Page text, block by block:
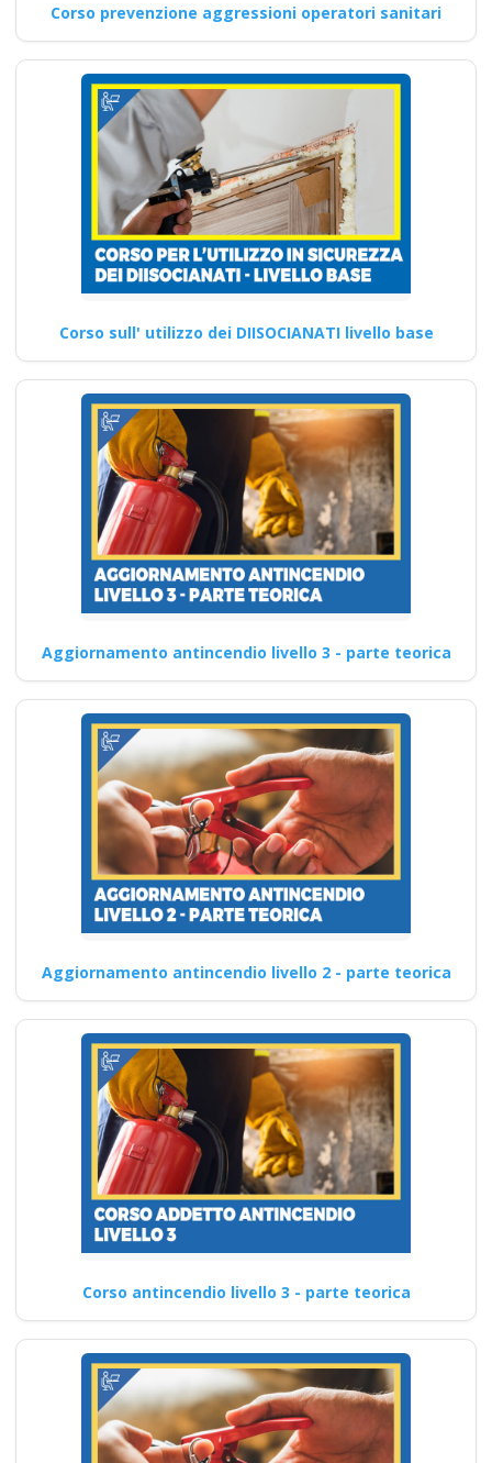
Corso prevenzione aggressioni operatori sanitari
Corso sull' utilizzo dei DIISOCIANATI livello base
Aggiornamento antincendio livello 3 - parte teorica
Aggiornamento antincendio livello 2 - parte teorica
Corso antincendio livello 3 - parte teorica